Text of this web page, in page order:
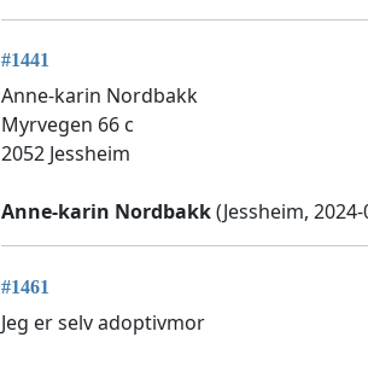
#1441
Anne-karin Nordbakk
Myrvegen 66 c
2052 Jessheim
Anne-karin Nordbakk(Jessheim,
#1461
Jeg er selv adoptivmor